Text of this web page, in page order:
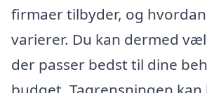
firmaer tilbyder, og
varierer. Du kan dermed
der passer bedst til dine